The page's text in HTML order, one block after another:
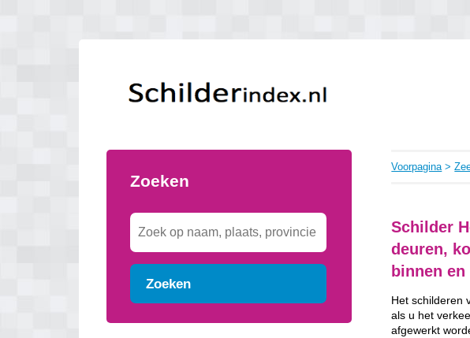
Zoeken
Zoeken
Voorpagina>
Schilder
deuren,
binnen
Het schilderen
als u het
afgewerkt